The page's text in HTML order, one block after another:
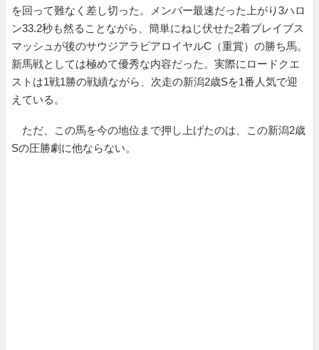
を回って難なく差し切った。メンバー最速だった上がり3ハロ
ン33.2秒も然ることながら、簡単にねじ伏せた2着ブレイブス
マッシュが後のサウジアラビアロイヤルC（重賞）の勝ち馬。
新馬戦としては極めて優秀な内容だった。実際にロードクエ
ストは1戦1勝の戦績ながら、次走の新潟2歳Sを1番人気で迎
えている。
ただ、この馬を今の地位まで押し上げたのは、この新潟2歳
Sの圧勝劇に他ならない。